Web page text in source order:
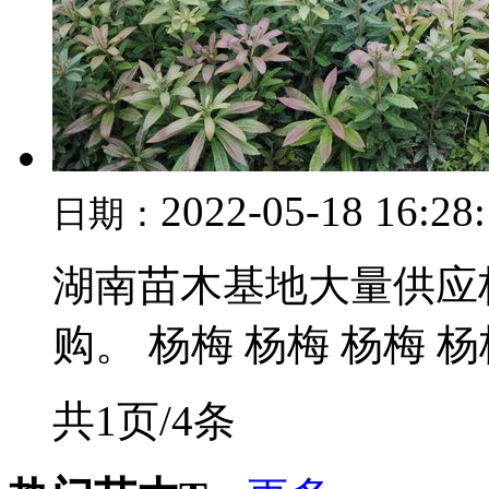
日期： 2022-05-18
湖南苗木基地大量供
购。 杨梅 杨梅 杨梅
共1页/4条